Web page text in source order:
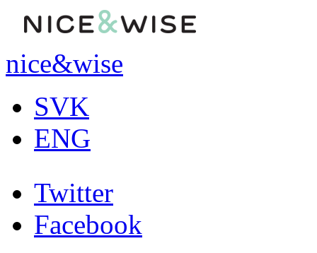
nice&wise
SVK
ENG
Twitter
Facebook